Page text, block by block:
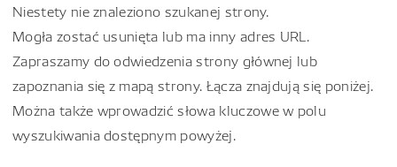
Niestety nie znaleziono szukanej strony.
Mogła zostać usunięta lub ma inny adres URL.
Zapraszamy do odwiedzenia strony głównej lub
zapoznania się z mapą strony. Łącza znajdują się poniżej.
Można także wprowadzić słowa kluczowe w polu
wyszukiwania dostępnym powyżej.